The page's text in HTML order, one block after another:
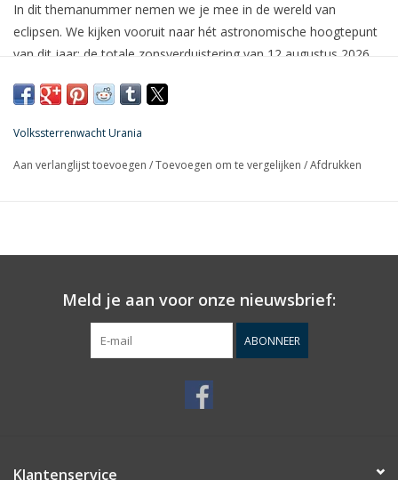
In dit themanummer nemen we je mee in de wereld van
eclipsen. We kijken vooruit naar hét astronomische hoogtepunt
van dit jaar: de totale zonsverduistering van 12 augustus 2026
astronomen nu al reikhalzend naar uitkijken.
Volkssterrenwacht Urania
Aan verlanglijst toevoegen /Toevoegen om te vergelijken /Afdrukken
Meld je aan voor onze nieuwsbrief:
ABONNEER
Klantenservice